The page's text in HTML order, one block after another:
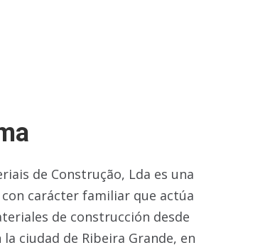
de Construção, Lda es una
carácter familiar que actúa
de construcción desde
la ciudad de Ribeira Grande, en